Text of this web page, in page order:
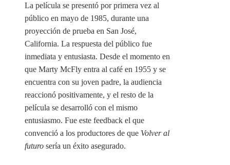
La película se presentó por primera vez al
público en mayo de 1985, durante una
proyección de prueba en San José,
California. La respuesta del público fue
inmediata y entusiasta. Desde el momento en
que Marty McFly entra al café en 1955 y se
encuentra con su joven padre, la audiencia
reaccionó positivamente, y el resto de la
película se desarrolló con el mismo
entusiasmo. Fue este feedback el que
convenció a los productores de que Volver al
futuro sería un éxito asegurado.